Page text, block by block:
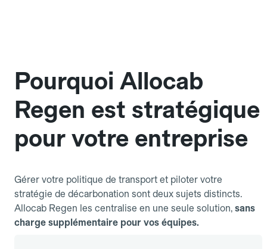
Pourquoi Allocab
Regen est stratégique
pour votre entreprise
Gérer votre politique de transport et piloter votre
stratégie de décarbonation sont deux sujets distincts.
Allocab Regen les centralise en une seule solution, sans
charge supplémentaire pour vos équipes.